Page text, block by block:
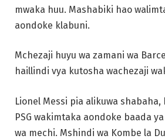
mwaka huu. Mashabiki hao
aondoke klabuni.
Mchezaji huyu wa zamani wa
haillindi vya kutosha wachezaji
Lionel Messi pia alikuwa
PSG wakimtaka aondoke baada
wa mechi. Mshindi wa Kombe la